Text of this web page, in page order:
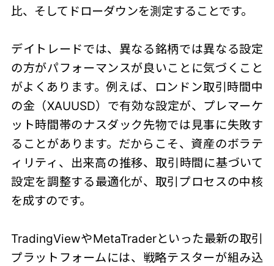
比、そしてドローダウンを測定することです。
デイトレードでは、異なる銘柄では異なる設定
の方がパフォーマンスが良いことに気づくこと
がよくあります。例えば、ロンドン取引時間中
の金（XAUUSD）で有効な設定が、プレマーケ
ット時間帯のナスダック先物では見事に失敗す
ることがあります。だからこそ、資産のボラテ
ィリティ、出来高の推移、取引時間に基づいて
設定を調整する最適化が、取引プロセスの中核
を成すのです。
TradingViewやMetaTraderといった最新の取引
プラットフォームには、戦略テスターが組み込